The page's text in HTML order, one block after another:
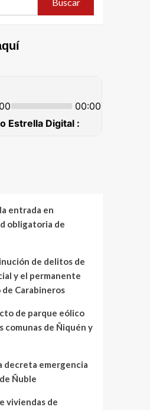
entrada en
obligatoria de
de delitos de
y el permanente
Carabineros
de parque eólico
comunas de Ñiquén y
emergencia
Ñuble
viviendas de